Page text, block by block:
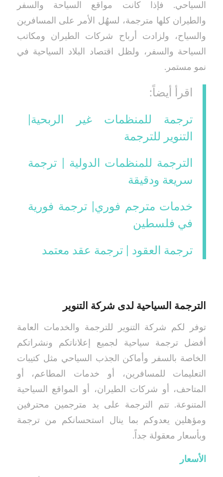
السياحي. فإذا كانت مواقع السياحة والسفر
والطيران كلها مترجمة، لسهُل الأمر على المسافرين
والسياح، ولزادت أرباح شركات الطيران ومكاتب
السياحة والسفر، ولظل اقتصاد البلاد السياحية في
نمو مستمر.
اقرأ أيضاً:
ترجمة للمنظمات غير الربحية|
التنوير للترجمة
الترجمة للمنظمات الدولية | ترجمة
سريعة ودقيقة
خدمات مترجم فوري| ترجمة فورية
في فلسطين
ترجمة العقود | ترجمة عقد معتمد
الترجمة السياحية لدى شركة التنوير
توفر لكم شركة التنوير للترجمة والخدمات العامة
أفضل ترجمة سياحية لجميع إعلاناتكم ونشراتكم
الخاصة بالسفر وأماكن الجذب السياحي مثل كتيبات
التعليمات للمسافرين، أو خدمات المطاعم، أو
المتاحف، أو شركات الطيران، أو المواقع السياحية
المتنوعة. تتم الترجمة على يد مترجمين محترفين
ومؤهلين يعدوكم بما ينال استحسانكم من ترجمة
وبأسعار معقولة جداً.
الأسعار